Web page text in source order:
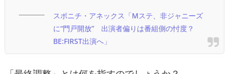
スポニチ・アネックス「Mステ、非ジャニーズ
に“門戸開放” 出演者偏りは番組側の忖度？
BE:FIRST出演へ」